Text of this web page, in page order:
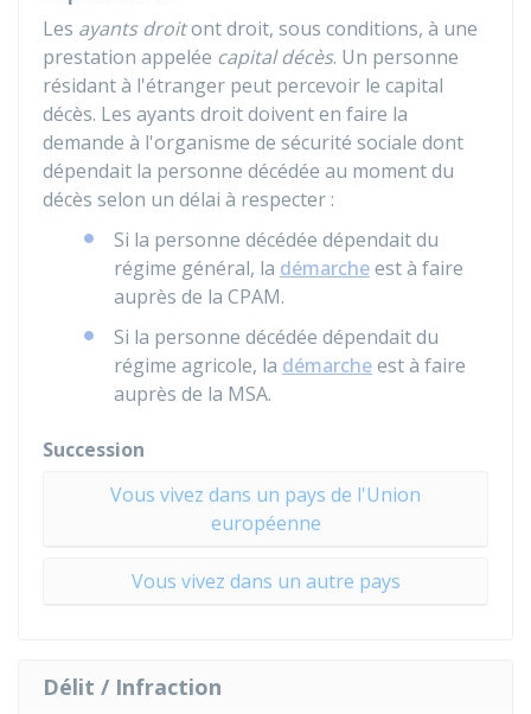
Les ayants droitont droit, sous conditions, à une
prestation appelée capital décès. Un personne
résidant à l'étranger peut percevoir le capital
décès. Les ayants droit doivent en faire la
demande à l'organisme de sécurité sociale dont
dépendait la personne décédée au moment du
décès selon un délai à respecter :
Si la personne décédée dépendait du
régime général, la démarcheest à faire
auprès de la CPAM.
Si la personne décédée dépendait du
régime agricole, la démarcheest à faire
auprès de la MSA.
Succession
Vous vivez dans un pays de l'Union
européenne
Vous vivez dans un autre pays
Délit / Infraction